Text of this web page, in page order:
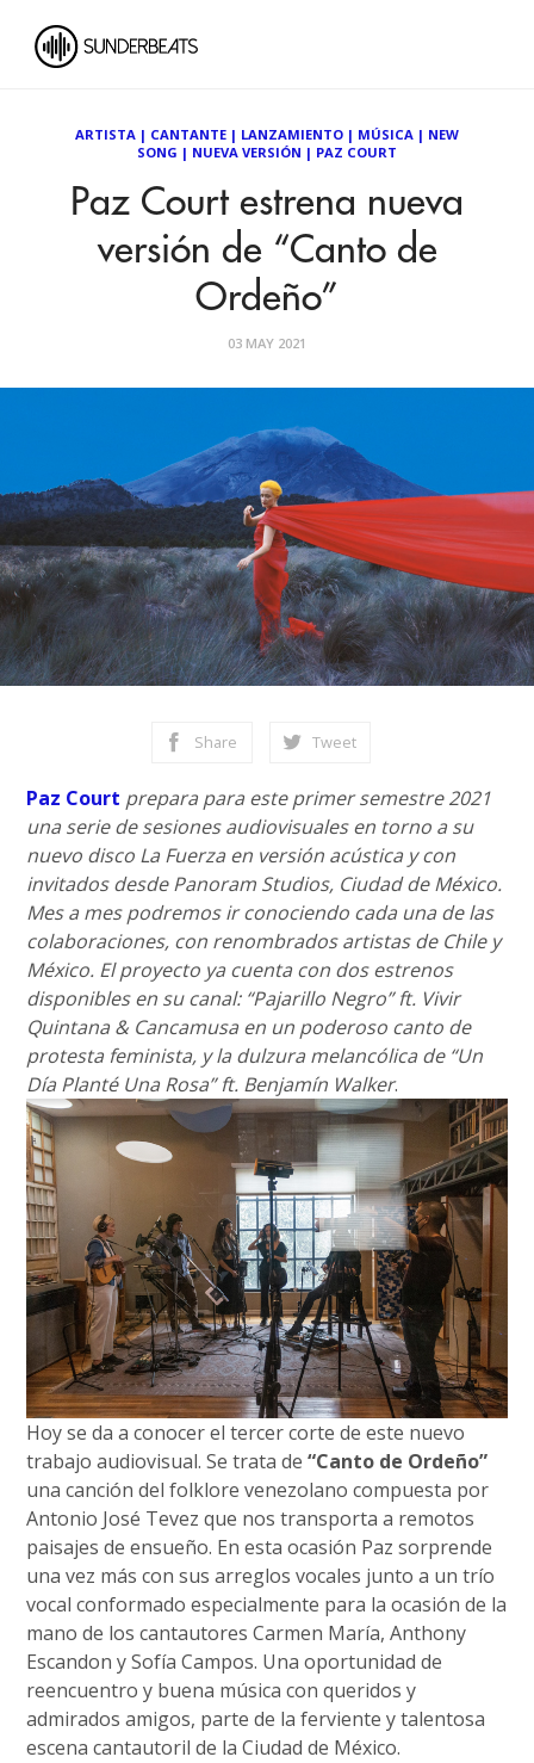
ARTISTA | CANTANTE | LANZAMIENTO | MÚSICA | NEW
SONG | NUEVA VERSIÓN | PAZ COURT
Paz Court estrena nueva
versión de “Canto de
Ordeño”
03 MAY 2021
Share Tweet
Paz Court prepara para este primer semestre 2021
una serie de sesiones audiovisuales en torno a su
nuevo disco La Fuerza en versión acústica y con
invitados desde Panoram Studios, Ciudad de México.
Mes a mes podremos ir conociendo cada una de las
colaboraciones, con renombrados artistas de Chile y
México. El proyecto ya cuenta con dos estrenos
disponibles en su canal: “Pajarillo Negro” ft. Vivir
Quintana & Cancamusa en un poderoso canto de
protesta feminista, y la dulzura melancólica de “Un
Día Planté Una Rosa” ft. Benjamín Walker.
Hoy se da a conocer el tercer corte de este nuevo
trabajo audiovisual. Se trata de“Canto de Ordeño”
una canción del folklore venezolano compuesta por
Antonio José Tevez que nos transporta a remotos
paisajes de ensueño. En esta ocasión Paz sorprende
una vez más con sus arreglos vocales junto a un trío
vocal conformado especialmente para la ocasión de la
mano de los cantautores Carmen María, Anthony
Escandon y Sofía Campos. Una oportunidad de
reencuentro y buena música con queridos y
admirados amigos, parte de la ferviente y talentosa
escena cantautoril de la Ciudad de México.